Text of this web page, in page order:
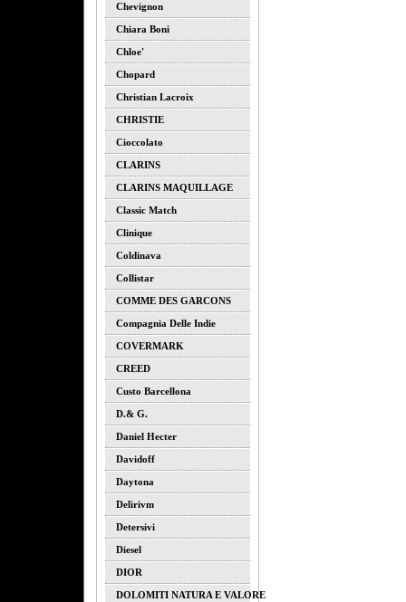
Chevignon
Chiara Boni
Chloe'
Chopard
Christian Lacroix
CHRISTIE
Cioccolato
CLARINS
CLARINS MAQUILLAGE
Classic Match
Clinique
Coldinava
Collistar
COMME DES GARCONS
Compagnia Delle Indie
COVERMARK
CREED
Custo Barcellona
D.& G.
Daniel Hecter
Davidoff
Daytona
Delirivm
Detersivi
Diesel
DIOR
DOLOMITI NATURA E VALORE